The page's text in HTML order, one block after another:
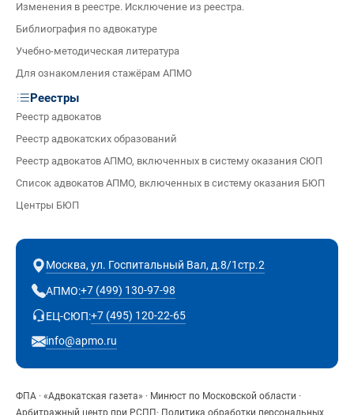
Изменения в реестре. Исключение из реестра.
Библиография по адвокатуре
Учебно-методическая литература
Для ознакомления стажёрам АПМО
Реестры
Реестр адвокатов
Реестр адвокатских образований
Реестр адвокатов АПМО, включенных в систему оказания СЮП
Список адвокатов АПМО, включенных в систему оказания БЮП
Центры БЮП
Москва, ул. Госпитальный Вал, д.8/1стр.2
АПМО:+7 (499) 130-97-98
ЕЦ-СЮП:+7 (495) 120-22-65
info@apmo.ru
ФПА · «Адвокатская газета» · Минюст по Московской области ·
Арбитражный центр при РСПП · Политика обработки персональных